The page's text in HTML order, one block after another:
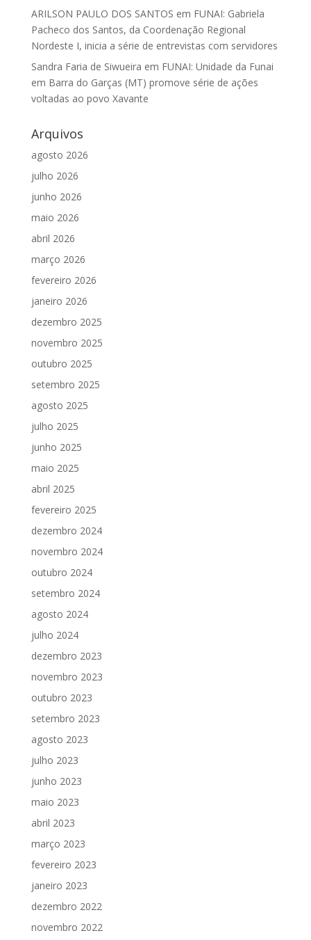
ARILSON PAULO DOS SANTOS em FUNAI: Gabriela
Pacheco dos Santos, da Coordenação Regional
Nordeste I, inicia a série de entrevistas com servidores
Sandra Faria de Siwueira em FUNAI: Unidade da Funai
em Barra do Garças (MT) promove série de ações
voltadas ao povo Xavante
Arquivos
agosto 2026
julho 2026
junho 2026
maio 2026
abril 2026
março 2026
fevereiro 2026
janeiro 2026
dezembro 2025
novembro 2025
outubro 2025
setembro 2025
agosto 2025
julho 2025
junho 2025
maio 2025
abril 2025
fevereiro 2025
dezembro 2024
novembro 2024
outubro 2024
setembro 2024
agosto 2024
julho 2024
dezembro 2023
novembro 2023
outubro 2023
setembro 2023
agosto 2023
julho 2023
junho 2023
maio 2023
abril 2023
março 2023
fevereiro 2023
janeiro 2023
dezembro 2022
novembro 2022